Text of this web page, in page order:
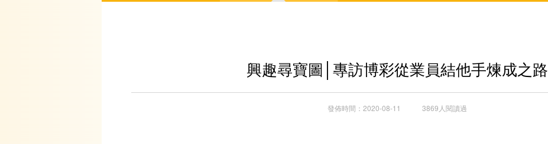
興趣尋寶圖│專訪博彩從業員結他手煉成之路
發佈時間：2020-08-11 3869人閱讀過